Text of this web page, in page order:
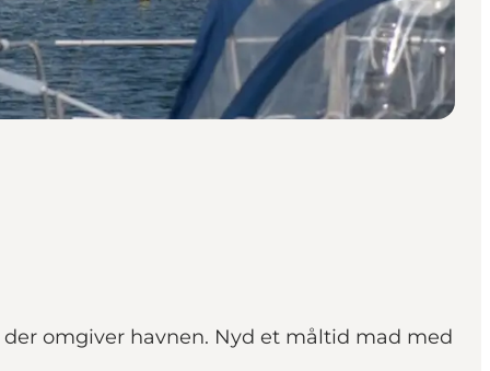
omgiver havnen. Nyd et måltid mad med